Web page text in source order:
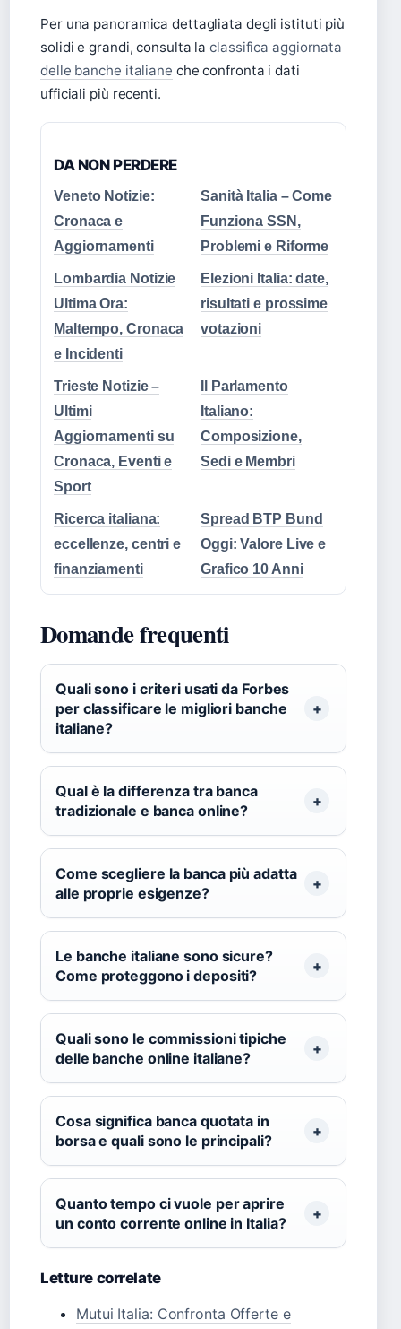
Per una panoramica dettagliata degli istituti più
solidi e grandi, consulta laclassifica aggiornata
delle banche italiane che confronta i dati
ufficiali più recenti.
DA NON PERDERE
Veneto Notizie:
Cronaca e
Aggiornamenti
Sanità Italia – Come
Funziona SSN,
Problemi e Riforme
Lombardia Notizie
Ultima Ora:
Maltempo, Cronaca
e Incidenti
Elezioni Italia: date,
risultati e prossime
votazioni
Trieste Notizie –
Ultimi
Aggiornamenti su
Cronaca, Eventi e
Sport
Il Parlamento
Italiano:
Composizione,
Sedi e Membri
Ricerca italiana:
eccellenze, centri e
finanziamenti
Spread BTP Bund
Oggi: Valore Live e
Grafico 10 Anni
Domande frequenti
Quali sono i criteri usati da Forbes
per classificare le migliori banche
italiane?
Qual è la differenza tra banca
tradizionale e banca online?
Come scegliere la banca più adatta
alle proprie esigenze?
Le banche italiane sono sicure?
Come proteggono i depositi?
Quali sono le commissioni tipiche
delle banche online italiane?
Cosa significa banca quotata in
borsa e quali sono le principali?
Quanto tempo ci vuole per aprire
un conto corrente online in Italia?
Letture correlate
Mutui Italia: Confronta Offerte e